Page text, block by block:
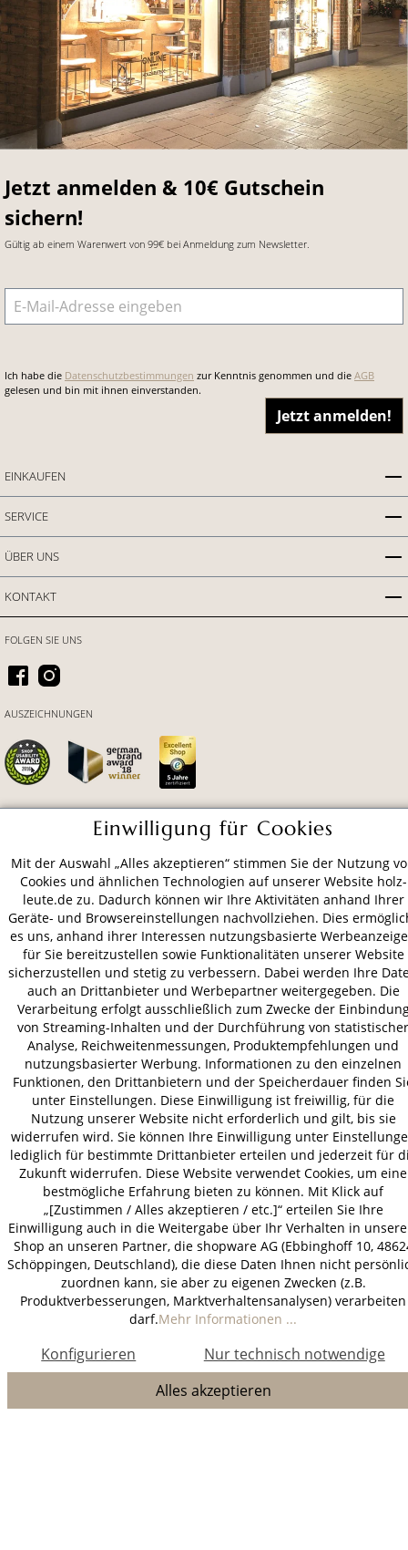
Jetzt anmelden & 10€ Gutschein
sichern!
Gültig ab einem Warenwert von 99€ bei Anmeldung zum Newsletter.
E-Mail-Adresse
Ich habe die Datenschutzbestimmungen zur Kenntnis genommen und die AGB
gelesen und bin mit ihnen einverstanden.
Jetzt anmelden!
EINKAUFEN
SERVICE
ÜBER UNS
KONTAKT
VERSAND
FOLGEN SIE UNS
AUSZEICHNUNGEN
AGB Datenschutz
Impressum
© 2026 HOLZ-LEUTE
* Alle Preise inkl. gesetzl. Mehrwertsteuer zzgl.Versandkosten.
Einwilligung für Cookies
Mit der Auswahl „Alles akzeptieren“ stimmen Sie der Nutzung
Cookies und ähnlichen Technologien auf unserer Website holz-
leute.de zu. Dadurch können wir Ihre Aktivitäten anhand Ihrer
Geräte- und Browsereinstellungen nachvollziehen. Dies
es uns, anhand ihrer Interessen nutzungsbasierte
für Sie bereitzustellen sowie Funktionalitäten unserer Website
sicherzustellen und stetig zu verbessern. Dabei werden Ihre
auch an Drittanbieter und Werbepartner weitergegeben. Die
Verarbeitung erfolgt ausschließlich zum Zwecke der
von Streaming-Inhalten und der Durchführung von statistischer
Analyse, Reichweitenmessungen, Produktempfehlungen und
nutzungsbasierter Werbung. Informationen zu den einzelnen
Funktionen, den Drittanbietern und der Speicherdauer finden
unter Einstellungen. Diese Einwilligung ist freiwillig, für die
Nutzung unserer Website nicht erforderlich und gilt, bis sie
widerrufen wird. Sie können Ihre Einwilligung unter
lediglich für bestimmte Drittanbieter erteilen und jederzeit für
Zukunft widerrufen. Diese Website verwendet Cookies, um eine
bestmögliche Erfahrung bieten zu können. Mit Klick auf
„[Zustimmen / Alles akzeptieren / etc.]“ erteilen Sie Ihre
Einwilligung auch in die Weitergabe über Ihr Verhalten in
Shop an unseren Partner, die shopware AG (Ebbinghoff 10,
Schöppingen, Deutschland), die diese Daten Ihnen nicht
zuordnen kann, sie aber zu eigenen Zwecken (z.B.
Produktverbesserungen, Marktverhaltensanalysen) verarbeiten
darf.Mehr Informationen ...
Nur technisch notwendige
Konfigurieren
Alles akzeptieren